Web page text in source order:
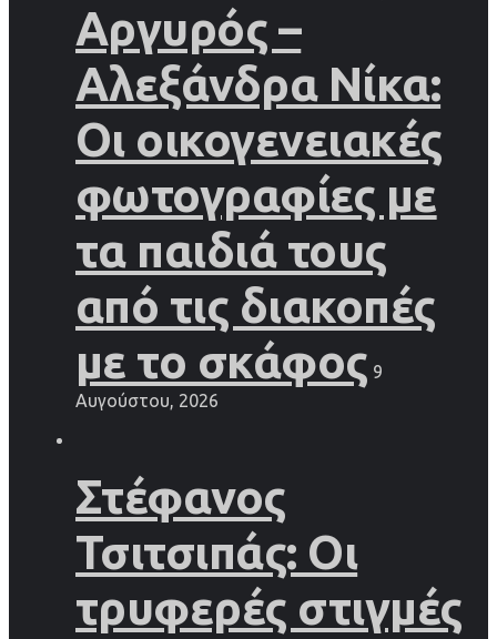
Αργυρός –
Αλεξάνδρα Νίκα:
Οι οικογενειακές
φωτογραφίες με
τα παιδιά τους
από τις διακοπές
με το σκάφος 9
Αυγούστου, 2026
Στέφανος
Τσιτσιπάς: Οι
τρυφερές στιγμές